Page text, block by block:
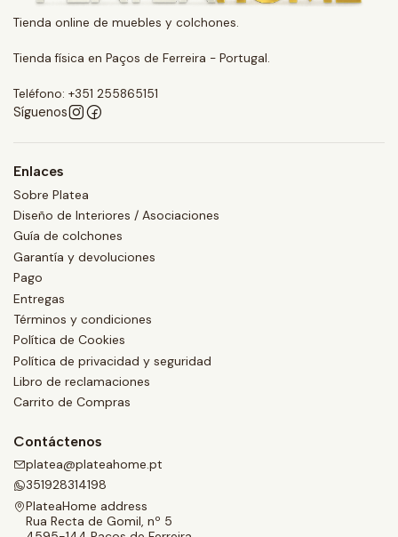
Tienda online de muebles y colchones.
Tienda física en Paços de Ferreira - Portugal.
Teléfono: +351 255865151
Síguenos
Enlaces
Sobre Platea
Diseño de Interiores / Asociaciones
Guía de colchones
Garantía y devoluciones
Pago
Entregas
Términos y condiciones
Política de Cookies
Política de privacidad y seguridad
Libro de reclamaciones
Carrito de Compras
Contáctenos
platea@plateahome.pt
351928314198
PlateaHome address
Rua Recta de Gomil, nº 5